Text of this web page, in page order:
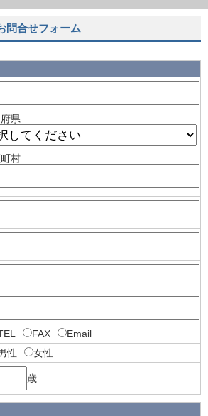
問合せフォーム
県
村
FAX
Email
性 女性
歳